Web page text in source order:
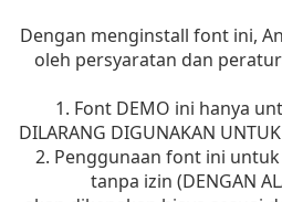
Dengan menginstall font ini,
oleh persyaratan dan
1. Font DEMO ini hanya
DILARANG DIGUNAKAN
2. Penggunaan font ini untuk
tanpa izin (DENGAN